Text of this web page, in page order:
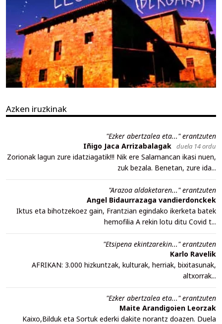
Azken iruzkinak
"Ezker abertzalea eta..." erantzuten
Iñigo Jaca Arrizabalagak duela 14 ordu
Zorionak lagun zure idatziagatik!!! Nik ere Salamancan ikasi nuen,
zuk bezala. Benetan, zure ida...
"Arazoa aldaketaren..." erantzuten
Angel Bidaurrazaga vandierdonckek
Iktus eta bihotzekoez gain, Frantzian egindako ikerketa batek
hemofilia A rekin lotu ditu Covid t...
"Etsipena ekintzarekin..." erantzuten
Karlo Ravelik
AFRIKAN: 3.000 hizkuntzak, kulturak, herriak, bixitasunak,
altxorrak...
"Ezker abertzalea eta..." erantzuten
Maite Arandigoien Leorzak
Kaixo,Bilduk eta Sortuk ederki dakite norantz doazen. Duela